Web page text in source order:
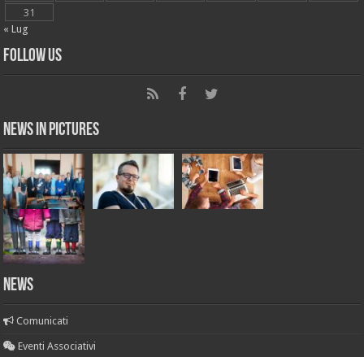
31
« Lug
Follow Us
News in Pictures
NEWS
Comunicati
Eventi Associativi